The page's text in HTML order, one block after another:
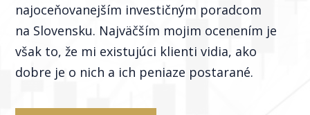
najoceňovanejším investičným poradcom
na Slovensku. Najväčším mojim ocenením je
však to, že mi existujúci klienti vidia, ako
dobre je o nich a ich peniaze postarané.